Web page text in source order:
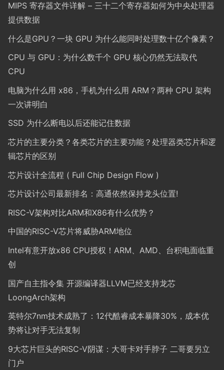
MIPS 寄存器文件详解 – 三十二个寄存器如何为中央处理器
提供数据
什么是GPU？一块 GPU 为什么能同时处理数十亿个像素？
CPU 与 GPU：为什么数千个 GPU 核心仍然无法取代
CPU
电脑为什么用 x86，手机为什么用 ARM？两种 CPU 架构
一次讲明白
SSD 为什么断电以后还能记住数据
芯片的主要分类？各类芯片的主要功能？处理器类芯片和逻
辑芯片的区别
芯片设计全流程 ( Full Chip Design Flow )
芯片设计公司最新排名：高通依然保持龙头位置!
RISC-V架构对比ARM和X86有什么优势？
中国的RISC-V芯片将威胁ARM地位
Intel有意开放x86 CPU授权！ARM、AMD、台积电面临重
创
国产自主指令集 开源编译器LLVM已经支持龙芯
LoongArch架构
英特尔7nm技术成熟了：12代酷睿成本暴降30%，成本优
势将让对手无法复制
9大芯片巨头的RISC-V阴谋：大哥卡对手脖子 二哥要另立
门户